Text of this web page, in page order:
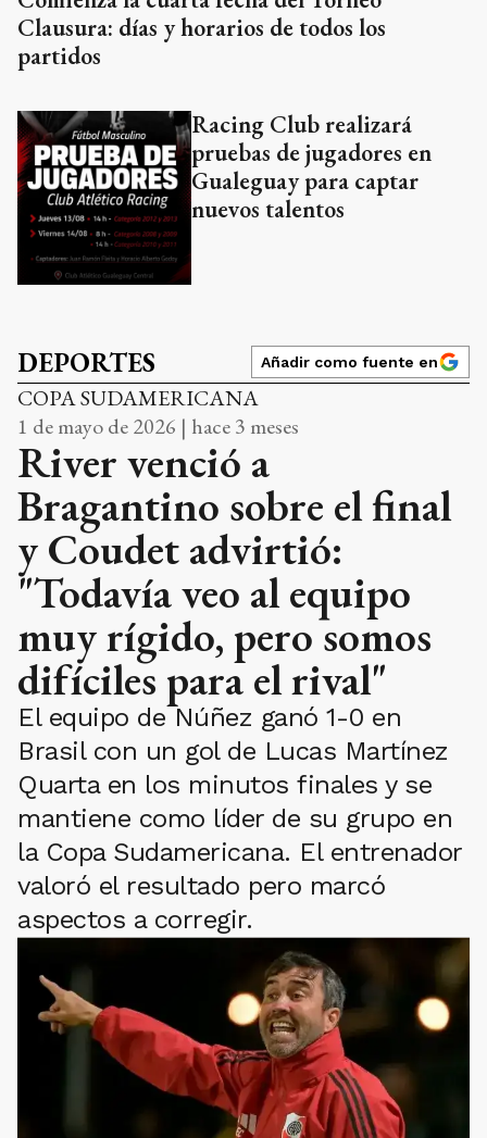
Clausura: días y horarios de todos los
partidos
Racing Club realizará
pruebas de jugadores en
Gualeguay para captar
nuevos talentos
DEPORTES Añadir como fuente en
COPA SUDAMERICANA
1 de mayo de 2026 | hace 3 meses
River venció a
Bragantino sobre el final
y Coudet advirtió:
"Todavía veo al equipo
muy rígido, pero somos
difíciles para el rival"
El equipo de Núñez ganó 1-0 en
Brasil con un gol de Lucas Martínez
Quarta en los minutos finales y se
mantiene como líder de su grupo en
la Copa Sudamericana. El entrenador
valoró el resultado pero marcó
aspectos a corregir.